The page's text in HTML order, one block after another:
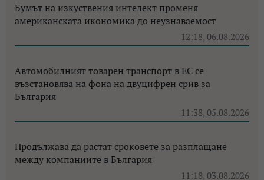
Бумът на изкуствения интелект променя
американската икономика до неузнаваемост
12:18, 06.08.2026
Автомобилният товарен транспорт в ЕС се
възстановява на фона на двуцифрен срив за
България
11:38, 05.08.2026
Продължава да растат сроковете за разплащане
между компаниите в България
11:18, 03.08.2026